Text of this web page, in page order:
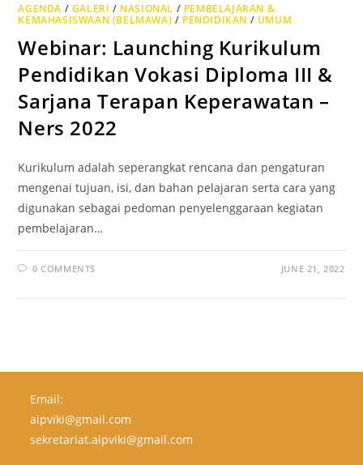
AGENDA / GALERI / NASIONAL / PEMBELAJARAN &
KEMAHASISWAAN (BELMAWA) / PENDIDIKAN / UMUM
Webinar: Launching Kurikulum
Pendidikan Vokasi Diploma III &
Sarjana Terapan Keperawatan –
Ners 2022
Kurikulum adalah seperangkat rencana dan pengaturan
mengenai tujuan, isi, dan bahan pelajaran serta cara yang
digunakan sebagai pedoman penyelenggaraan kegiatan
pembelajaran…
0 COMMENTS JUNE 21, 2022
Email:
aipviki@gmail.com
sekretariat.aipviki@gmail.com